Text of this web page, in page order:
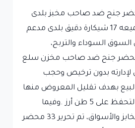
جنح ضد صاحب مخبز بلدى
بناحية الشهداء لتجميعه 17 شيكارة دقيق بلدى مدعم
السوداء والتربح،
محضر جنح ضد صاحب مخزن سلع
لإدارته بدون ترخيص وحجب
بهدف تقليل المعروض منها
لإرتفاع الأسعار وتم التحفظ على 5 طن أرز .وفيما
يخص المرور على المخابز والأسواق، تم تحرير 33 محضر